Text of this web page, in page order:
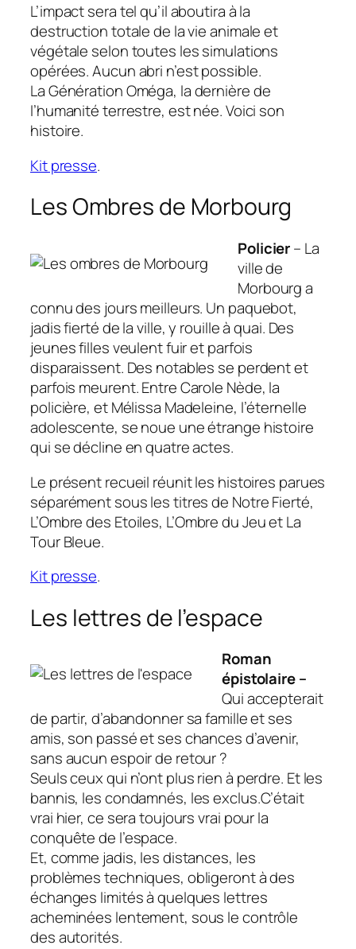
L’impact sera tel qu’il aboutira à la
destruction totale de la vie animale et
végétale selon toutes les simulations
opérées. Aucun abri n’est possible.
La Génération Oméga, la dernière de
l’humanité terrestre, est née. Voici son
histoire.
Kit presse.
Les Ombres de Morbourg
Policier– La
ville de
Morbourg a
connu des jours meilleurs. Un paquebot,
jadis fierté de la ville, y rouille à quai. Des
jeunes filles veulent fuir et parfois
disparaissent. Des notables se perdent et
parfois meurent. Entre Carole Nède, la
policière, et Mélissa Madeleine, l’éternelle
adolescente, se noue une étrange histoire
qui se décline en quatre actes.
Le présent recueil réunit les histoires parues
séparément sous les titres de Notre Fierté,
L’Ombre des Etoiles, L’Ombre du JeuetLa
Tour Bleue.
Kit presse.
Les lettres de l’espace
Roman
épistolaire –
Qui accepterait
de partir, d’abandonner sa famille et ses
amis, son passé et ses chances d’avenir,
sans aucun espoir de retour ?
Seuls ceux qui n’ont plus rien à perdre. Et les
bannis, les condamnés, les exclus.C’était
vrai hier, ce sera toujours vrai pour la
conquête de l’espace.
Et, comme jadis, les distances, les
problèmes techniques, obligeront à des
échanges limités à quelques lettres
acheminées lentement, sous le contrôle
des autorités.